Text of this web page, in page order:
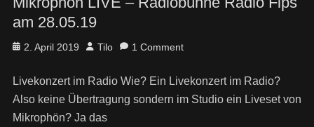
am 28.05.19
Posted
2. April 2019 Author
Tilo 1 Comment
Livekonzert im Radio Wie? Ein Livekonzert im Radio?
Also keine Übertragung sondern im Studio ein Liveset von
Mikrophön? Ja das